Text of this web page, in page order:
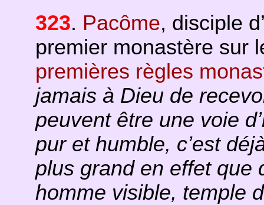
323. Pacôme, disciple
premier monastère sur
premières règles
jamais à Dieu de
peuvent être une voie
pur et humble, c’est
plus grand en effet que
homme visible, temple